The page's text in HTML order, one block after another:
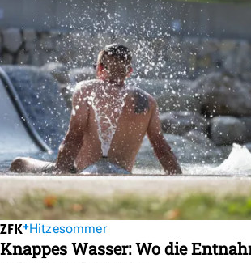
Hitzesommer
Knappes Wasser: Wo die